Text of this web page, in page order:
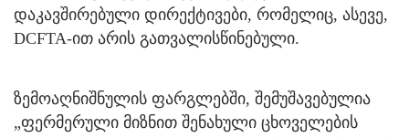
დაკავშირებული დირექტივები, რომელიც, ასევე,
DCFTA-ით არის გათვალისწინებული.
ზემოაღნიშნულის ფარგლებში, შემუშავებულია
„ფერმერული მიზნით შენახული ცხოველების